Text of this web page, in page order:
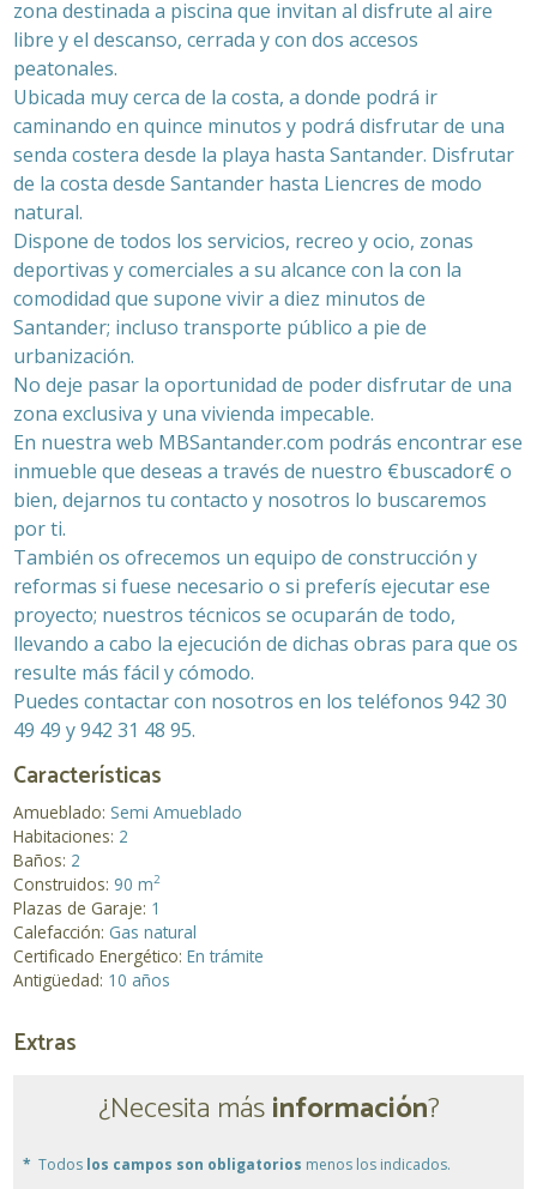
zona destinada a piscina que invitan al disfrute al aire
libre y el descanso, cerrada y con dos accesos
peatonales.
Ubicada muy cerca de la costa, a donde podrá ir
caminando en quince minutos y podrá disfrutar de una
senda costera desde la playa hasta Santander. Disfrutar
de la costa desde Santander hasta Liencres de modo
natural.
Dispone de todos los servicios, recreo y ocio, zonas
deportivas y comerciales a su alcance con la con la
comodidad que supone vivir a diez minutos de
Santander; incluso transporte público a pie de
urbanización.
No deje pasar la oportunidad de poder disfrutar de una
zona exclusiva y una vivienda impecable.
En nuestra web MBSantander.com podrás encontrar ese
inmueble que deseas a través de nuestro €buscador€ o
bien, dejarnos tu contacto y nosotros lo buscaremos
por ti.
También os ofrecemos un equipo de construcción y
reformas si fuese necesario o si preferís ejecutar ese
proyecto; nuestros técnicos se ocuparán de todo,
llevando a cabo la ejecución de dichas obras para que os
resulte más fácil y cómodo.
Puedes contactar con nosotros en los teléfonos 942 30
49 49 y 942 31 48 95.
Características
Amueblado: Semi Amueblado
Habitaciones: 2
Baños: 2
Construidos: 90 m2
Plazas de Garaje: 1
Calefacción: Gas natural
Certificado Energético: En trámite
Antigüedad: 10 años
Extras
¿Necesita másinformación?
Todos los campos son obligatorios menos los indicados.